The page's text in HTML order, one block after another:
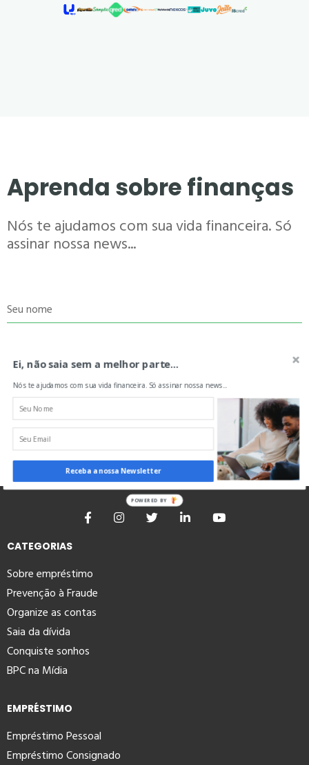
Aprenda sobre finanças
Nós te ajudamos com sua vida financeira. Só
assinar nossa news...
Seu nome
Seu e-mail
CATEGORIAS
Sobre empréstimo
Prevenção à Fraude
Organize as contas
Saia da dívida
Conquiste sonhos
BPC na Mídia
EMPRÉSTIMO
Empréstimo Pessoal
Empréstimo Consignado
Ei, não saia sem a melhor parte...
Nós te ajudamos com sua vida financeira. Só assinar nossa news...
Receba a nossa Newsletter
POWERED BY